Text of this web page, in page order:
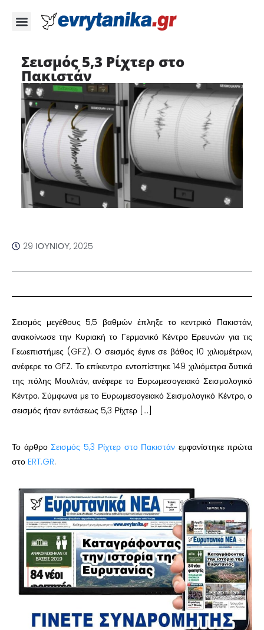
Σεισμός 5,3 Ρίχτερ στο
Πακιστάν
29 ΙΟΥΝΊΟΥ, 2025
Σεισμός μεγέθους 5,5 βαθμών έπληξε το κεντρικό Πακιστάν,
ανακοίνωσε την Κυριακή το Γερμανικό Κέντρο Ερευνών για τις
Γεωεπιστήμες (GFZ). Ο σεισμός έγινε σε βάθος 10 χιλιομέτρων,
ανέφερε το GFZ. Το επίκεντρο εντοπίστηκε 149 χιλιόμετρα δυτικά
της πόλης Μουλτάν, ανέφερε το Ευρωμεσογειακό Σεισμολογικό
Κέντρο. Σύμφωνα με το Ευρωμεσογειακό Σεισμολογικό Κέντρο, ο
σεισμός ήταν εντάσεως 5,3 Ρίχτερ […]
Το άρθρο Σεισμός 5,3 Ρίχτερ στο Πακιστάν εμφανίστηκε πρώτα
στο ERT.GR.